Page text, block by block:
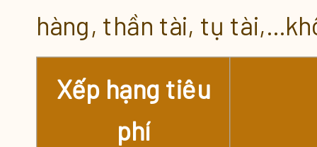
Chúc Phúc Thần Gà
Đăng Nhập 14 Ngày Nhận
hàng, thần tài, tụ
Xếp hạng tiêu
phí